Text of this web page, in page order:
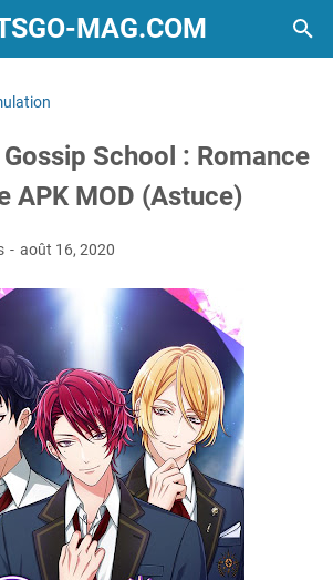
MAG.COM
School : Romance
APK MOD (Astuce)
août 16, 2020